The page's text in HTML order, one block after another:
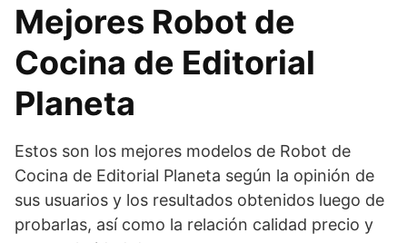
Mejores Robot de
Cocina de Editorial
Planeta
Estos son los mejores modelos de Robot de
Cocina de Editorial Planeta según la opinión de
sus usuarios y los resultados obtenidos luego de
probarlas, así como la relación calidad precio y